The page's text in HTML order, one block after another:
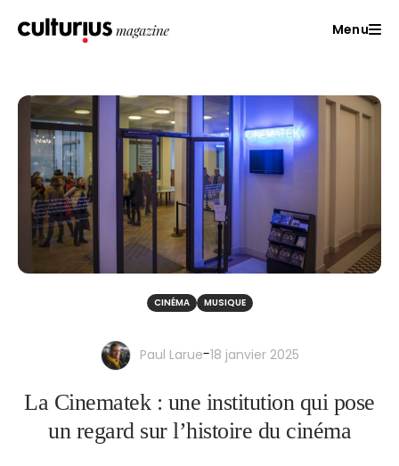
Menu
CINÉMA MUSIQUE
Paul Larue-18 janvier 2025
La Cinematek : une institution qui pose
un regard sur l’histoire du cinéma